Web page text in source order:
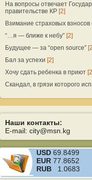
На вопросы отвечает
правительстве КР [2]
Взимание страховых
“…я — ближе к небу” [2]
Будущее — за “open source”
Бал за успехи [2]
Хочу сдать ребенка в приют
Скандал, в грязи которого
Наши контакты:
E-mail: city@msn.kg
USD 69.8499
EUR 77.8652
RUB 1.0683